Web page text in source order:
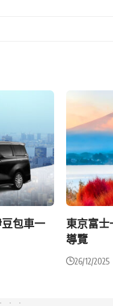
包車一
東京富士
導覽
26/12/2025